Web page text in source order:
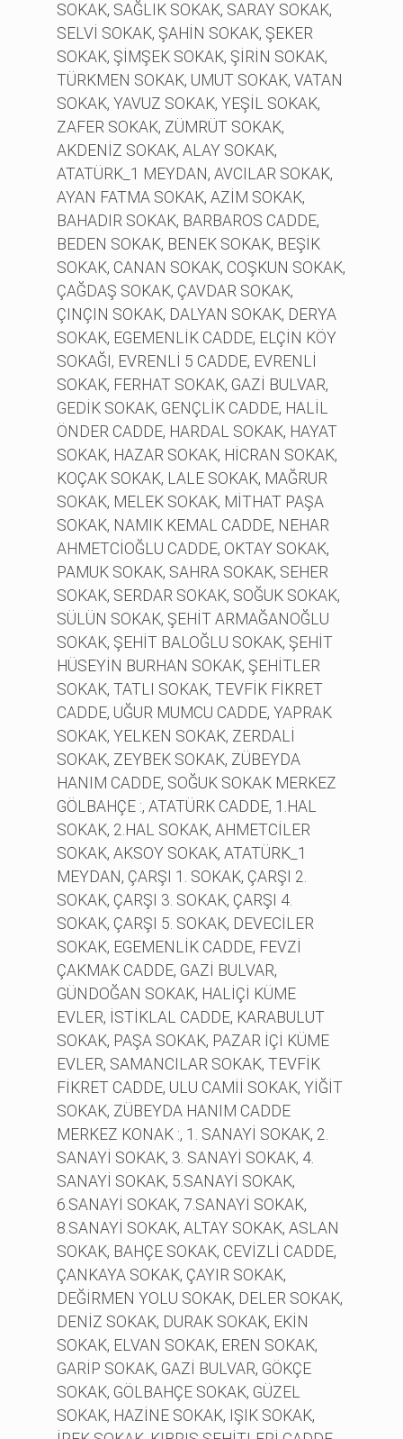
SOKAK, SAĞLIK SOKAK, SARAY SOKAK,
SELVİ SOKAK, ŞAHİN SOKAK, ŞEKER
SOKAK, ŞİMŞEK SOKAK, ŞİRİN SOKAK,
TÜRKMEN SOKAK, UMUT SOKAK, VATAN
SOKAK, YAVUZ SOKAK, YEŞİL SOKAK,
ZAFER SOKAK, ZÜMRÜT SOKAK,
AKDENİZ SOKAK, ALAY SOKAK,
ATATÜRK_1 MEYDAN, AVCILAR SOKAK,
AYAN FATMA SOKAK, AZİM SOKAK,
BAHADIR SOKAK, BARBAROS CADDE,
BEDEN SOKAK, BENEK SOKAK, BEŞİK
SOKAK, CANAN SOKAK, COŞKUN SOKAK,
ÇAĞDAŞ SOKAK, ÇAVDAR SOKAK,
ÇINÇIN SOKAK, DALYAN SOKAK, DERYA
SOKAK, EGEMENLİK CADDE, ELÇİN KÖY
SOKAĞI, EVRENLİ 5 CADDE, EVRENLİ
SOKAK, FERHAT SOKAK, GAZİ BULVAR,
GEDİK SOKAK, GENÇLİK CADDE, HALİL
ÖNDER CADDE, HARDAL SOKAK, HAYAT
SOKAK, HAZAR SOKAK, HİCRAN SOKAK,
KOÇAK SOKAK, LALE SOKAK, MAĞRUR
SOKAK, MELEK SOKAK, MİTHAT PAŞA
SOKAK, NAMIK KEMAL CADDE, NEHAR
AHMETCİOĞLU CADDE, OKTAY SOKAK,
PAMUK SOKAK, SAHRA SOKAK, SEHER
SOKAK, SERDAR SOKAK, SOĞUK SOKAK,
SÜLÜN SOKAK, ŞEHİT ARMAĞANOĞLU
SOKAK, ŞEHİT BALOĞLU SOKAK, ŞEHİT
HÜSEYİN BURHAN SOKAK, ŞEHİTLER
SOKAK, TATLI SOKAK, TEVFİK FİKRET
CADDE, UĞUR MUMCU CADDE, YAPRAK
SOKAK, YELKEN SOKAK, ZERDALİ
SOKAK, ZEYBEK SOKAK, ZÜBEYDA
HANIM CADDE, SOĞUK SOKAK MERKEZ
GÖLBAHÇE :, ATATÜRK CADDE, 1.HAL
SOKAK, 2.HAL SOKAK, AHMETCİLER
SOKAK, AKSOY SOKAK, ATATÜRK_1
MEYDAN, ÇARŞI 1. SOKAK, ÇARŞI 2.
SOKAK, ÇARŞI 3. SOKAK, ÇARŞI 4.
SOKAK, ÇARŞI 5. SOKAK, DEVECİLER
SOKAK, EGEMENLİK CADDE, FEVZİ
ÇAKMAK CADDE, GAZİ BULVAR,
GÜNDOĞAN SOKAK, HALİÇİ KÜME
EVLER, İSTİKLAL CADDE, KARABULUT
SOKAK, PAŞA SOKAK, PAZAR İÇİ KÜME
EVLER, SAMANCILAR SOKAK, TEVFİK
FİKRET CADDE, ULU CAMİİ SOKAK, YİĞİT
SOKAK, ZÜBEYDA HANIM CADDE
MERKEZ KONAK :, 1. SANAYİ SOKAK, 2.
SANAYİ SOKAK, 3. SANAYİ SOKAK, 4.
SANAYİ SOKAK, 5.SANAYİ SOKAK,
6.SANAYİ SOKAK, 7.SANAYİ SOKAK,
8.SANAYİ SOKAK, ALTAY SOKAK, ASLAN
SOKAK, BAHÇE SOKAK, CEVİZLİ CADDE,
ÇANKAYA SOKAK, ÇAYIR SOKAK,
DEĞİRMEN YOLU SOKAK, DELER SOKAK,
DENİZ SOKAK, DURAK SOKAK, EKİN
SOKAK, ELVAN SOKAK, EREN SOKAK,
GARİP SOKAK, GAZİ BULVAR, GÖKÇE
SOKAK, GÖLBAHÇE SOKAK, GÜZEL
SOKAK, HAZİNE SOKAK, IŞIK SOKAK,